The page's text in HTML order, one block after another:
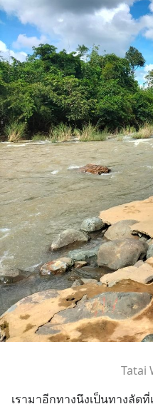
Tatai
เรามาอีกทางนึงเป็นทางลั